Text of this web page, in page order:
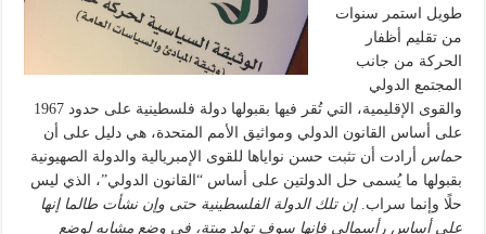
طويل استمر سنوات
من تقليم أظفار
الحركة من جانب
المجتمع الدولي
والقوى الإقليمية، التي تُقر فيها بقبولها دولة فلسطينية على حدود 1967
على أساس القانون الدولي ومواثيق الأمم المتحدة، هي دليل على أن
حماس أرادت أن تثبت حسن نواياها للقوى الإمبريالية والدولة الصهيونية
بقبولها ما يُسمى حل الدولتين على أساس “القانون الدولي”، الذي ليس
حلًا وإنما سراب. إن تلك الدولة الفلسطينية حتى وإن نشأت طالما إنها
على أساس رأسمالي فإنها سوف تولد ميتة، في وضع مشابه لوضع